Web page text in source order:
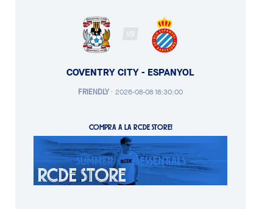
VS
COVENTRY CITY - ESPANYOL
FRIENDLY· 2026-08-08 18:30:00
COMPRA A LA RCDE STORE!